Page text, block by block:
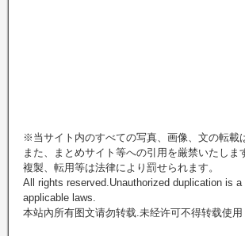
※当サイト内のすべての写真、画像、文の転載
また、まとめサイト等への引用を厳禁いたしま
複製、転用等は法律により罰せられます。
All rights reserved.Unauthorized duplication is
applicable laws.
本站內所有图文请勿转载.未经许可不得转载使